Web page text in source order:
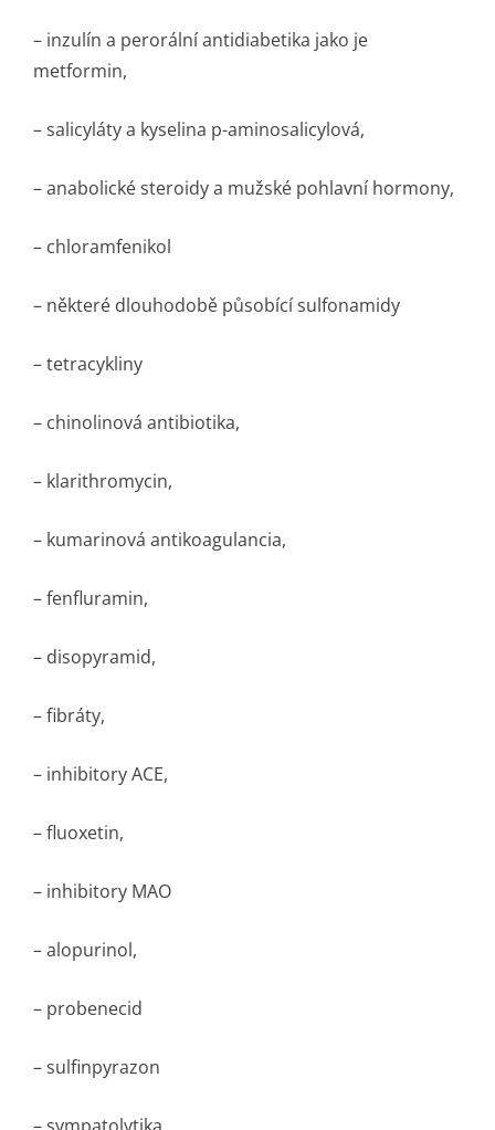
– inzulín a perorální antidiabetika jako je
metformin,
– salicyláty a kyselina p-aminosalicylová,
– anabolické steroidy a mužské pohlavní hormony,
– chloramfenikol
– některé dlouhodobě působící sulfonamidy
– tetracykliny
– chinolinová antibiotika,
– klarithromycin,
– kumarinová antikoagulancia,
– fenfluramin,
– disopyramid,
– fibráty,
– inhibitory ACE,
– fluoxetin,
– inhibitory MAO
– alopurinol,
– probenecid
– sulfinpyrazon